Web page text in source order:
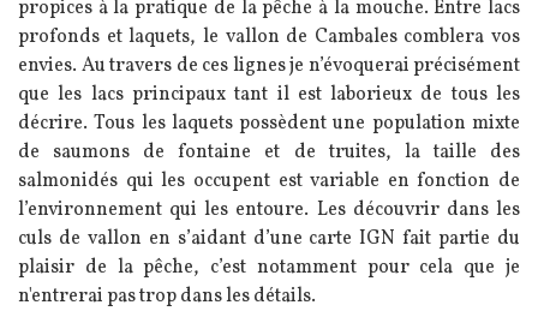
propices à la pratique de la pêche à la mouche. Entre lacs
profonds et laquets, le vallon de Cambales comblera vos
envies. Au travers de ces lignes je n’évoquerai précisément
que les lacs principaux tant il est laborieux de tous les
décrire. Tous les laquets possèdent une population mixte
de saumons de fontaine et de truites, la taille des
salmonidés qui les occupent est variable en fonction de
l’environnement qui les entoure. Les découvrir dans les
culs de vallon en s’aidant d’une carte IGN fait partie du
plaisir de la pêche, c’est notamment pour cela que je
n'entrerai pas trop dans les détails.